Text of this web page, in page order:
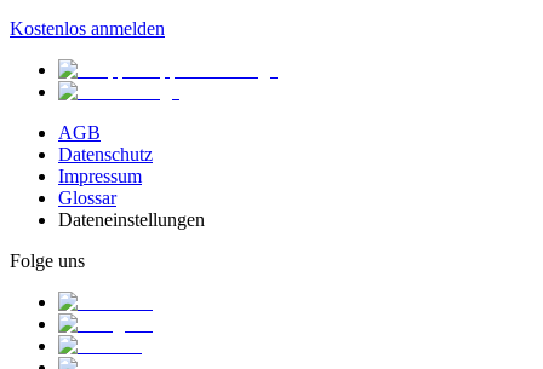
Kostenlos anmelden
AGB
Datenschutz
Impressum
Glossar
Dateneinstellungen
Folge uns